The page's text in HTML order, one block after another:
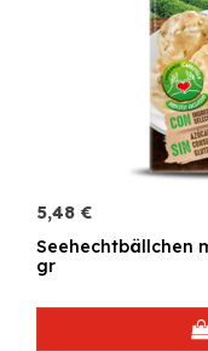
5,48 €
Seehechtbällchen
gr